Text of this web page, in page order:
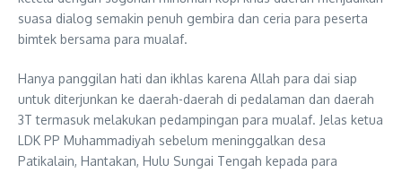
suasa dialog semakin penuh gembira dan ceria para peserta
bimtek bersama para mualaf.
Hanya panggilan hati dan ikhlas karena Allah para dai siap
untuk diterjunkan ke daerah-daerah di pedalaman dan daerah
3T termasuk melakukan pedampingan para mualaf. Jelas ketua
LDK PP Muhammadiyah sebelum meninggalkan desa
Patikalain, Hantakan, Hulu Sungai Tengah kepada para